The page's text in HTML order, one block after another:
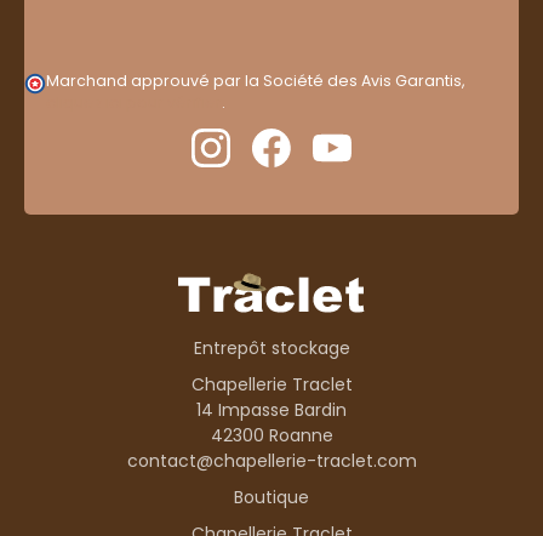
Marchand approuvé par la Société des Avis Garantis,
.
Entrepôt stockage
Chapellerie Traclet
14 Impasse Bardin
42300 Roanne
contact@chapellerie-traclet.com
Boutique